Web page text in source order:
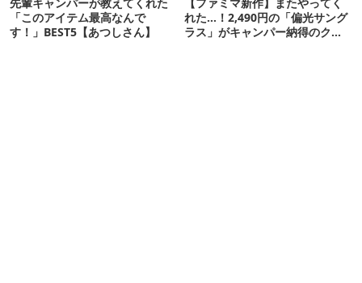
「このアイテム最高なんで
す！」BEST5【あつしさん】
れた…！2,490円の「偏光サング
ラス」がキャンパー納得のクオ